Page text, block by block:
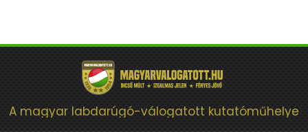
A magyar labdarúgó-válogatott kutatóműhelye